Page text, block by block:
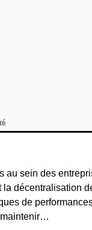
au sein des
décentralisation
de
maintenir…